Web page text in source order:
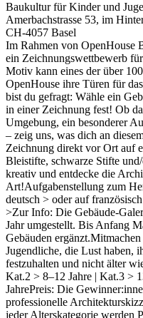
Baukultur für Kinder und
Amerbachstrasse 53, im
CH-4057 Basel
Im Rahmen von OpenHouse
ein Zeichnungswettbewerb
Motiv kann eines der über
OpenHouse ihre Türen für
bist du gefragt: Wähle ein
in einer Zeichnung fest! Ob
Umgebung, ein besonderer
– zeig uns, was dich an
Zeichnung direkt vor Ort auf
Bleistifte, schwarze Stifte
kreativ und entdecke die
Art!Aufgabenstellung zum
deutsch > oder auf
>Zur Info: Die Gebäude-
Jahr umgestellt. Bis Anfang
Gebäuden
Jugendliche, die Lust haben,
festzuhalten und nicht älter
Kat.2 > 8–12 Jahre | Kat.3 >
JahrePreis: Die
professionelle
jeder Alterskategorie werden